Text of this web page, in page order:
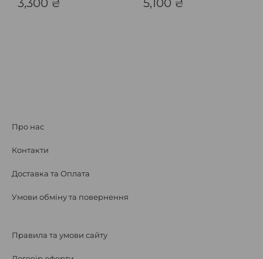
3,300 ₴ 5,100 ₴
Про нас
Контакти
Доставка та Оплата
Умови обміну та повернення
Правила та умови сайту